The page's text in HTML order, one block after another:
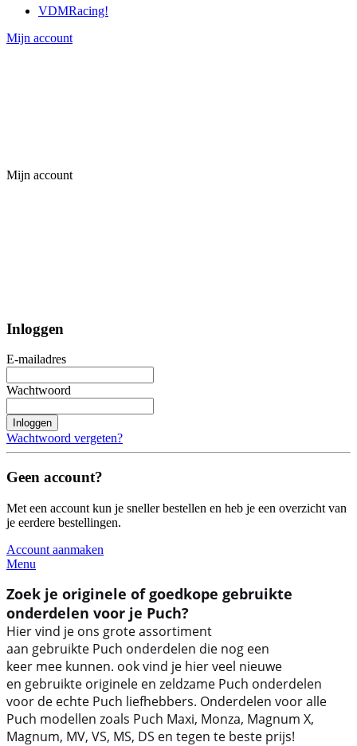
VDMRacing!
Mijn account
Mijn account
Inloggen
E-mailadres
Wachtwoord
Inloggen
Wachtwoord vergeten?
Geen account?
Met een account kun je sneller bestellen en heb je een overzicht van
je eerdere bestellingen.
Account aanmaken
Menu
Zoek je originele of goedkope gebruikte
onderdelen voor je Puch?
Hier vind je ons grote assortiment
aan gebruikte Puch onderdelen die nog een
keer mee kunnen. ook vind je hier veel nieuwe
en gebruikte originele en zeldzame Puch onderdelen
voor de echte Puch liefhebbers. Onderdelen voor alle
Puch modellen zoals Puch Maxi, Monza, Magnum X,
Magnum, MV, VS, MS, DS en tegen te beste prijs!